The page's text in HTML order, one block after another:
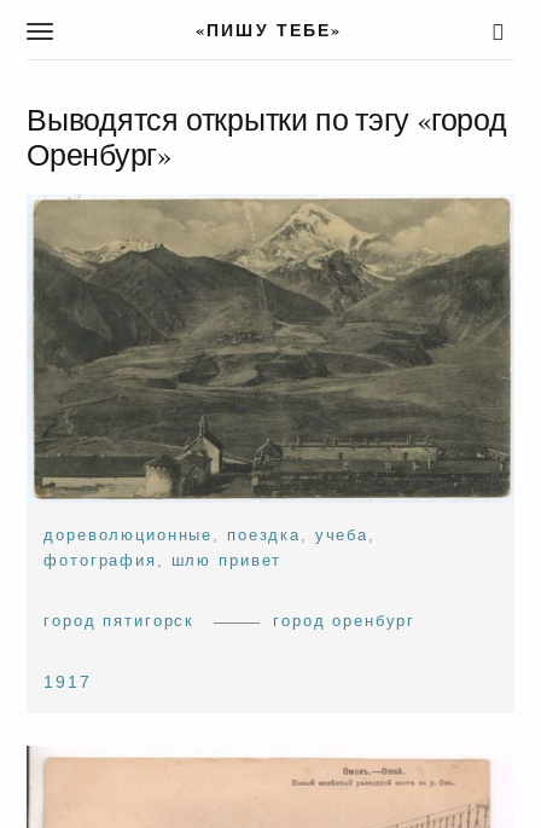
T
g
l
e
a
v
i
a
t
i
o
n
«ПИШУ ТЕБЕ»
Выводятся открытки по тэгу «город
Оренбург»
дореволюционные , поездка, учеба,
фотография , шлю привет
город пятигорск город оренбург
1917